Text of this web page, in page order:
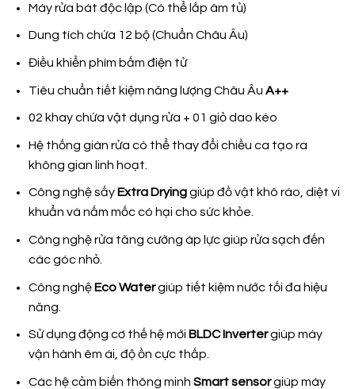
Máy rửa bát độc lập (Có thể lắp âm tủ)
Dung tích chứa 12 bộ (Chuẩn Châu Âu)
Điều khiển phím bấm điện tử
Tiêu chuẩn tiết kiệm năng lượng Châu Âu A++
02 khay chứa vật dụng rửa + 01 giỏ dao kéo
Hệ thống giàn rửa có thể thay đổi chiều ca tạo ra
không gian linh hoạt.
Công nghệ sấy Extra Dryinggiúp đồ vật khô ráo, diệt vi
khuẩn và nấm mốc có hại cho sức khỏe.
Công nghệ rửa tăng cường áp lực giúp rửa sạch đến
các góc nhỏ.
Công nghệEco Watergiúp tiết kiệm nước tối đa hiệu
năng.
Sử dụng động cơ thế hệ mới BLDC Invertergiúp máy
vận hành êm ái, độ ồn cực thấp.
Các hệ cảm biến thông minh Smart sensorgiúp máy